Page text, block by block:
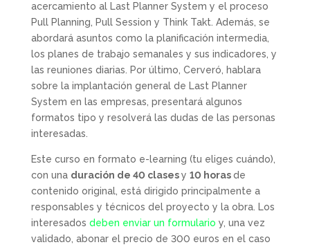
acercamiento al Last Planner System y el proceso
Pull Planning, Pull Session y Think Takt. Además, se
abordará asuntos como la planificación intermedia,
los planes de trabajo semanales y sus indicadores, y
las reuniones diarias. Por último, Cerveró, hablara
sobre la implantación general de Last Planner
System en las empresas, presentará algunos
formatos tipo y resolverá las dudas de las personas
interesadas.
Este curso en formato e-learning (tu eliges cuándo),
con una duración de 40 clasesy 10 horasde
contenido original, está dirigido principalmente a
responsables y técnicos del proyecto y la obra. Los
interesados deben enviar un formulario y, una vez
validado, abonar el precio de 300 euros en el caso